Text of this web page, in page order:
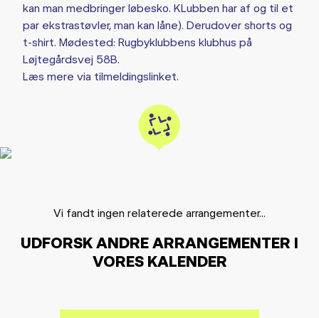
kan man medbringer løbesko. KLubben har af og til et
par ekstrastøvler, man kan låne). Derudover shorts og
t-shirt. Mødested: Rugbyklubbens klubhus på
Løjtegårdsvej 58B.
Læs mere via tilmeldingslinket.
Vi fandt ingen relaterede arrangementer...
UDFORSK ANDRE ARRANGEMENTER I
VORES KALENDER